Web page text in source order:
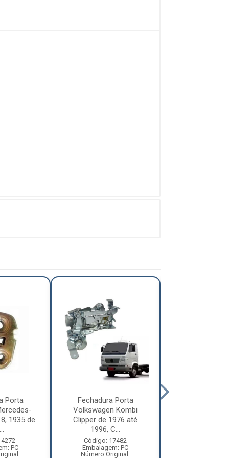
Porta
1935 de
PC
Fechadura Porta
Volkswagen Kombi
Clipper de 1976 até
1996, C...
Código: 17482
Embalagem: PC
Número Original: